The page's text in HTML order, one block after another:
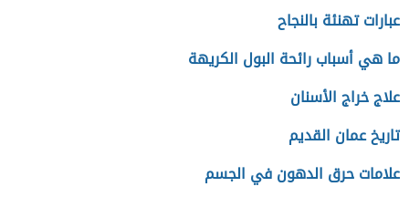
عبارات تهنئة بالنجاح
ما هي أسباب رائحة البول الكريهة
علاج خراج الأسنان
تاريخ عمان القديم
علامات حرق الدهون في الجسم